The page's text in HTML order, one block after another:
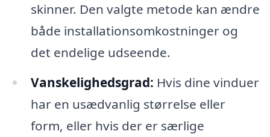
skinner. Den valgte metode kan ændre
både installationsomkostninger og
det endelige udseende.
Vanskelighedsgrad: Hvis dine vinduer
har en usædvanlig størrelse eller
form, eller hvis der er særlige